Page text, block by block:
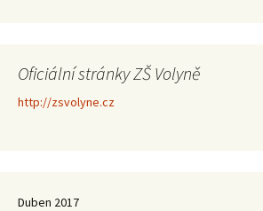
Oficiální stránky ZŠ Volyně
http://zsvolyne.cz
Duben 2017